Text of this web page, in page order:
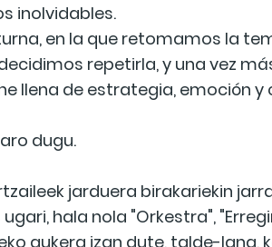
inolvidables.
en la que retomamos la
repetirla, y una vez
llena de estrategia, emoción
dugu.
jarduera birakariekin
hala nola "Orkestra",
aukera izan dute, talde-